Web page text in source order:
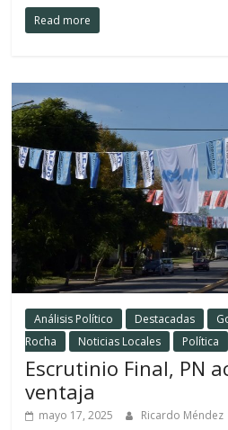
Read more
Análisis Político Destacadas
Rocha
Noticias Locales Política
Escrutinio Final, PN
ventaja
mayo 17, 2025 Ricardo Méndez